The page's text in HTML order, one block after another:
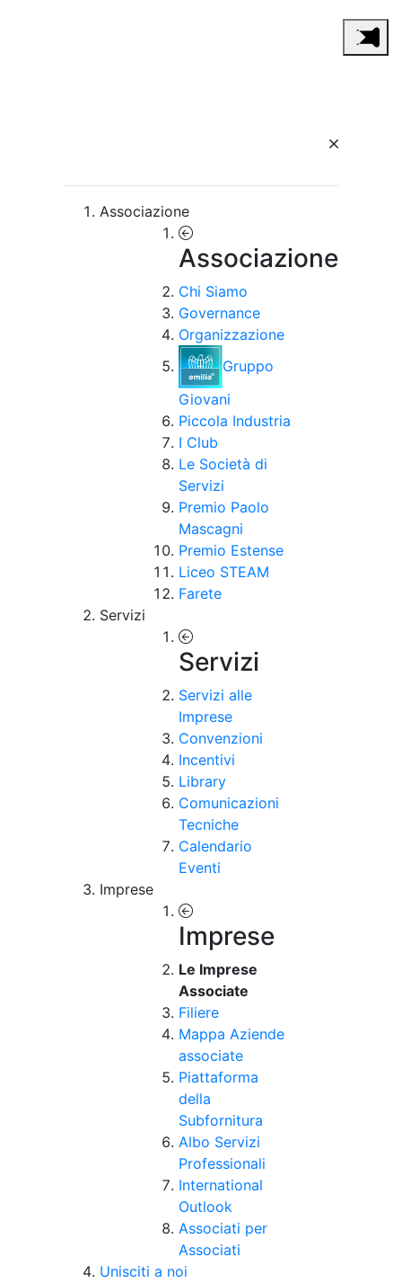
Associazione
Associazione
Chi Siamo
Governance
Organizzazione
Gruppo
Giovani
Piccola Industria
I Club
Le Società di
Servizi
Premio Paolo
Mascagni
Premio Estense
Liceo STEAM
Farete
Servizi
Servizi
Servizi alle
Imprese
Convenzioni
Incentivi
Library
Comunicazioni
Tecniche
Calendario
Eventi
Imprese
Imprese
Le Imprese
Associate
Filiere
Mappa Aziende
associate
Piattaforma
della
Subfornitura
Albo Servizi
Professionali
International
Outlook
Associati per
Associati
Unisciti a noi